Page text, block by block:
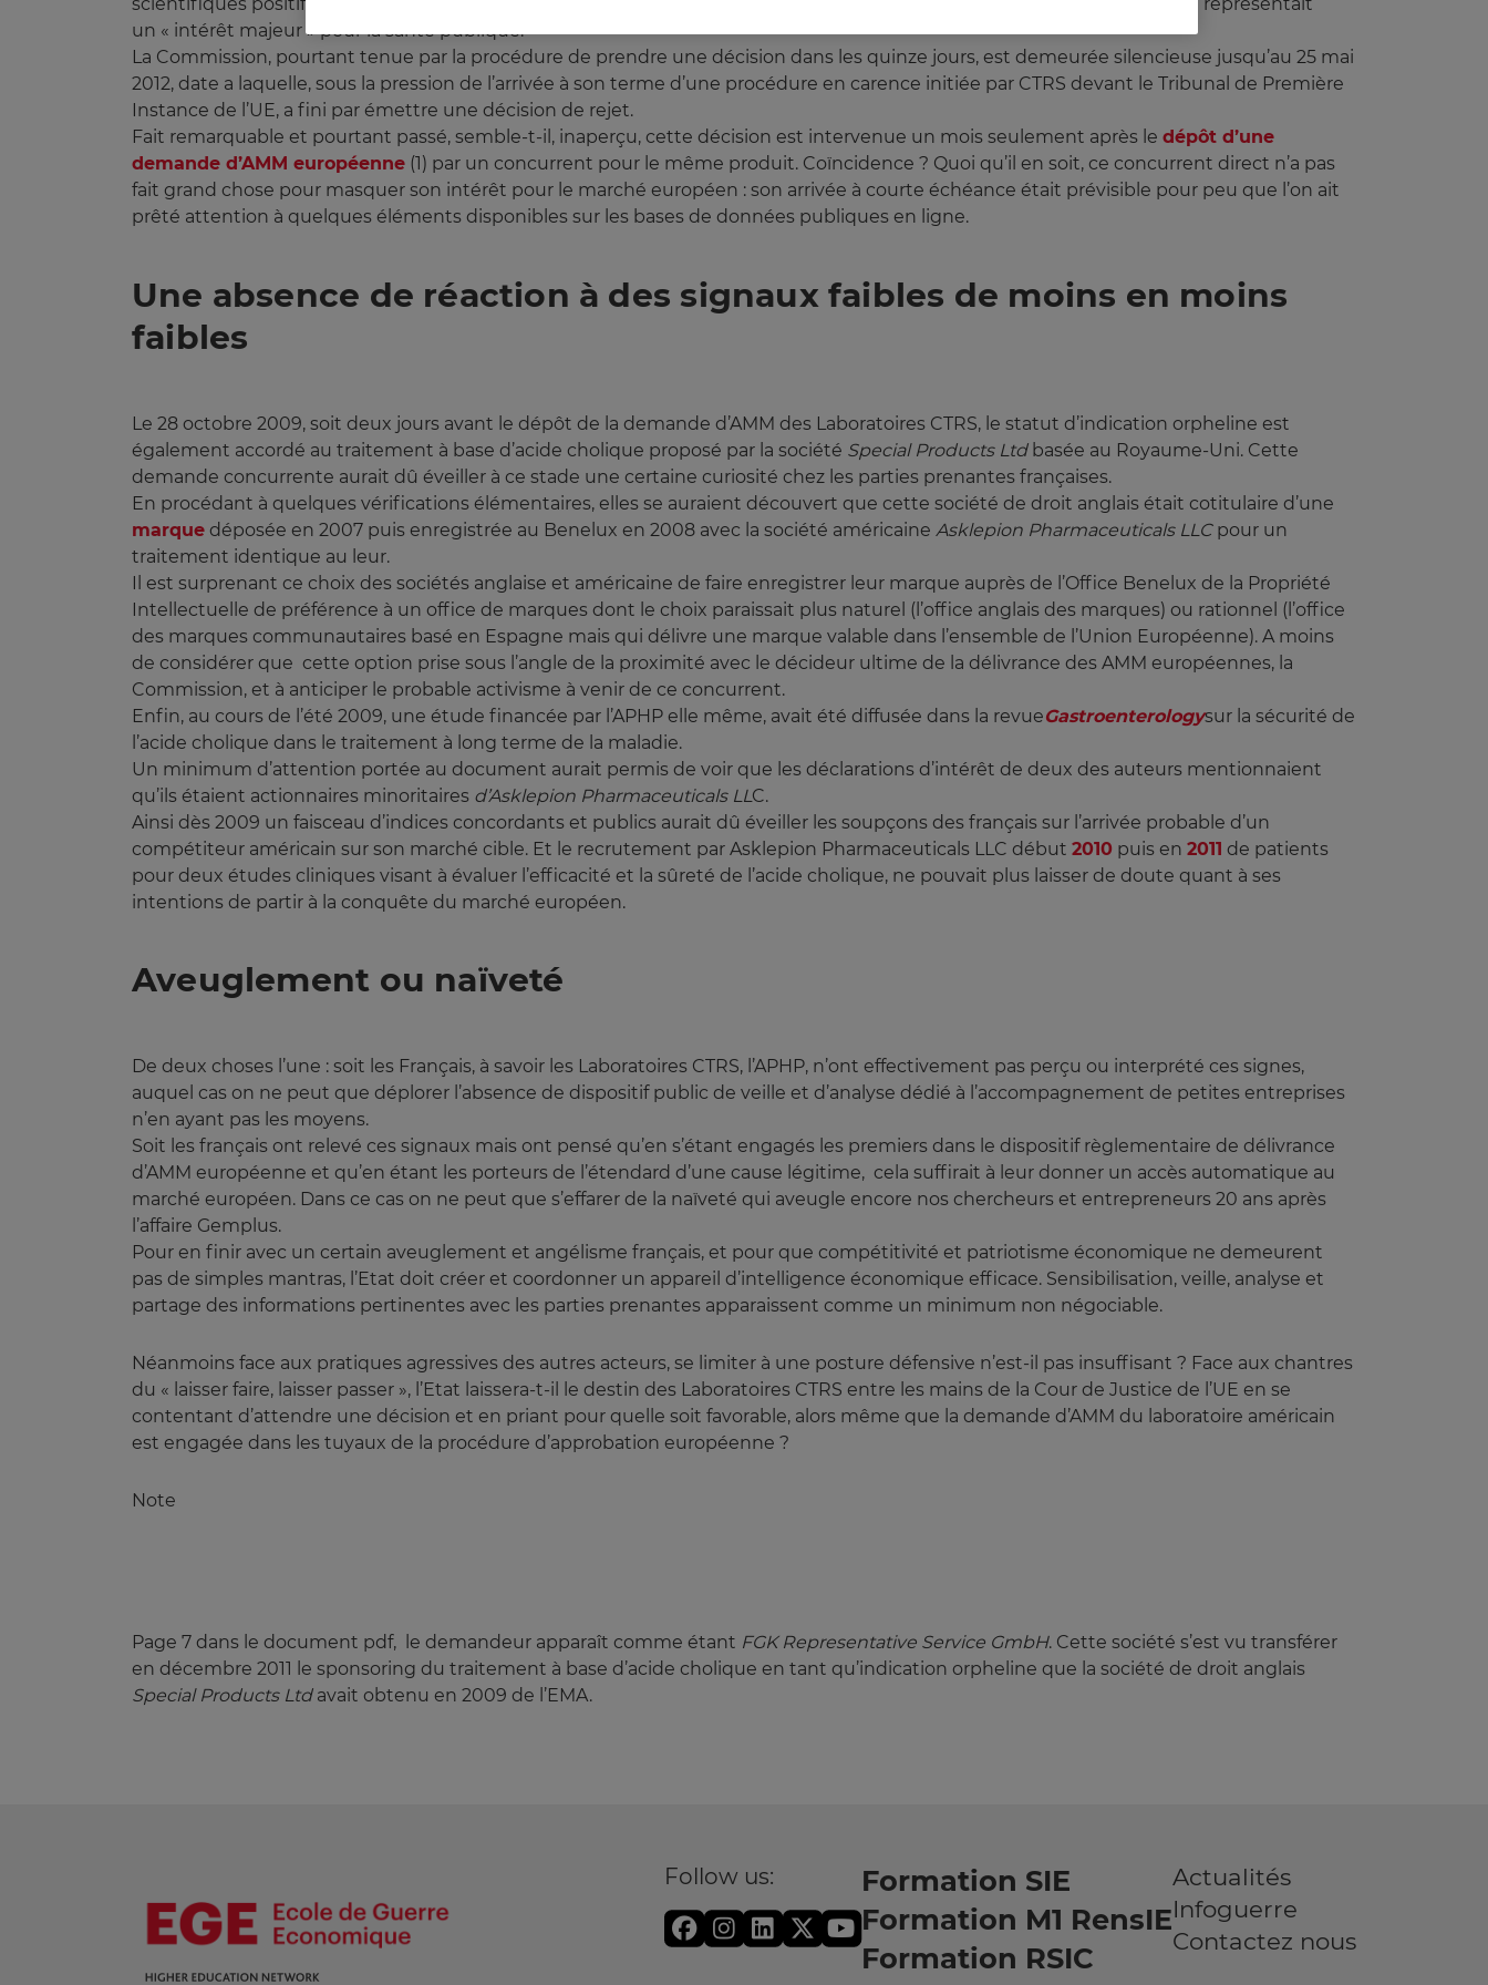
un « intérêt majeur » pour la santé publique.
La Commission, pourtant tenue par la procédure de prendre une décision dans les quinze jours, est demeurée silencieuse jusqu’au 25 mai
2012, date a laquelle, sous la pression de l’arrivée à son terme d’une procédure en carence initiée par CTRS devant le Tribunal de Première
Instance de l’UE, a fini par émettre une décision de rejet.
Fait remarquable et pourtant passé, semble-t-il, inaperçu, cette décision est intervenue un mois seulement après le dépôt d’une
demande d’AMM européenne (1) par un concurrent pour le même produit. Coïncidence ? Quoi qu’il en soit, ce concurrent direct n’a pas
fait grand chose pour masquer son intérêt pour le marché européen : son arrivée à courte échéance était prévisible pour peu que l’on ait
prêté attention à quelques éléments disponibles sur les bases de données publiques en ligne.
Une absence de réaction à des signaux faibles de moins en moins
faibles
Le 28 octobre 2009, soit deux jours avant le dépôt de la demande d’AMM des Laboratoires CTRS, le statut d’indication orpheline est
également accordé au traitement à base d’acide cholique proposé par la société Special Products Ltdbasée au Royaume-Uni. Cette
demande concurrente aurait dû éveiller à ce stade une certaine curiosité chez les parties prenantes françaises.
En procédant à quelques vérifications élémentaires, elles se auraient découvert que cette société de droit anglais était cotitulaire d’une
marque déposée en 2007 puis enregistrée au Benelux en 2008 avec la société américaine Asklepion Pharmaceuticals LLCpour un
traitement identique au leur.
Il est surprenant ce choix des sociétés anglaise et américaine de faire enregistrer leur marque auprès de l’Office Benelux de la Propriété
Intellectuelle de préférence à un office de marques dont le choix paraissait plus naturel (l’office anglais des marques) ou rationnel (l’office
des marques communautaires basé en Espagne mais qui délivre une marque valable dans l’ensemble de l’Union Européenne). A moins
de considérer que cette option prise sous l’angle de la proximité avec le décideur ultime de la délivrance des AMM européennes, la
Commission, et à anticiper le probable activisme à venir de ce concurrent.
Enfin, au cours de l’été 2009, une étude financée par l’APHP elle même, avait été diffusée dans la revueGastroenterologysur la sécurité de
l’acide cholique dans le traitement à long terme de la maladie.
Un minimum d’attention portée au document aurait permis de voir que les déclarations d’intérêt de deux des auteurs mentionnaient
qu’ils étaient actionnaires minoritaires d’Asklepion Pharmaceuticals LL C.
Ainsi dès 2009 un faisceau d’indices concordants et publics aurait dû éveiller les soupçons des français sur l’arrivée probable d’un
compétiteur américain sur son marché cible. Et le recrutement par Asklepion Pharmaceuticals LLC début 2010 puis en 2011 de patients
pour deux études cliniques visant à évaluer l’efficacité et la sûreté de l’acide cholique, ne pouvait plus laisser de doute quant à ses
intentions de partir à la conquête du marché européen.
Aveuglement ou naïveté
De deux choses l’une : soit les Français, à savoir les Laboratoires CTRS, l’APHP, n’ont effectivement pas perçu ou interprété ces signes,
auquel cas on ne peut que déplorer l’absence de dispositif public de veille et d’analyse dédié à l’accompagnement de petites entreprises
n’en ayant pas les moyens.
Soit les français ont relevé ces signaux mais ont pensé qu’en s’étant engagés les premiers dans le dispositif règlementaire de délivrance
d’AMM européenne et qu’en étant les porteurs de l’étendard d’une cause légitime, cela suffirait à leur donner un accès automatique au
marché européen. Dans ce cas on ne peut que s’effarer de la naïveté qui aveugle encore nos chercheurs et entrepreneurs 20 ans après
l’affaire Gemplus.
Pour en finir avec un certain aveuglement et angélisme français, et pour que compétitivité et patriotisme économique ne demeurent
pas de simples mantras, l’Etat doit créer et coordonner un appareil d’intelligence économique efficace. Sensibilisation, veille, analyse et
partage des informations pertinentes avec les parties prenantes apparaissent comme un minimum non négociable.
Néanmoins face aux pratiques agressives des autres acteurs, se limiter à une posture défensive n’est-il pas insuffisant ? Face aux chantres
du « laisser faire, laisser passer », l’Etat laissera-t-il le destin des Laboratoires CTRS entre les mains de la Cour de Justice de l’UE en se
contentant d’attendre une décision et en priant pour quelle soit favorable, alors même que la demande d’AMM du laboratoire américain
est engagée dans les tuyaux de la procédure d’approbation européenne ?
Note
Page 7 dans le document pdf, le demandeur apparaît comme étant FGK Representative Service GmbH. Cette société s’est vu transférer
en décembre 2011 le sponsoring du traitement à base d’acide cholique en tant qu’indication orpheline que la société de droit anglais
Special Products Ltdavait obtenu en 2009 de l’EMA.
Follow us:
Formation SIE
Formation M1 RensIE
Formation RSIC
Actualités
Infoguerre
Contactez nous